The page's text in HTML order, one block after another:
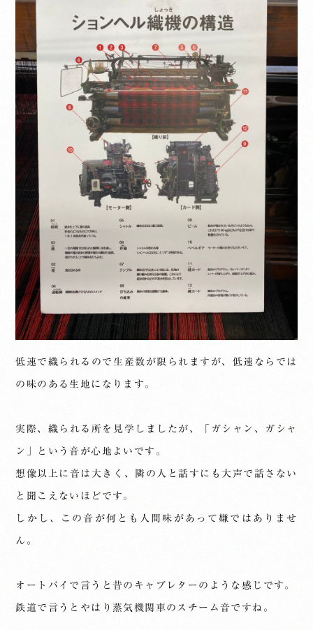
低速で織られるので生産数が限られますが、低速ならでは
の味のある生地になります。
実際、織られる所を見学しましたが、「ガシャン、ガシャ
ン」という音が心地よいです。
想像以上に音は大きく、隣の人と話すにも大声で話さない
と聞こえないほどです。
しかし、この音が何とも人間味があって嫌ではありませ
ん。
オートバイで言うと昔のキャブレターのような感じです。
鉄道で言うとやはり蒸気機関車のスチーム音ですね。